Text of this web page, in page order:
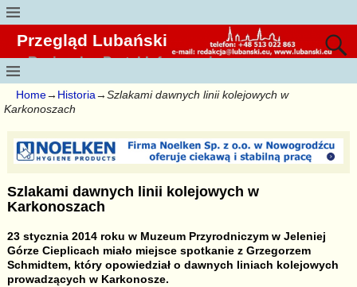
Przegląd Lubański
Regionalny Portal Informacyjny
Home→ Historia→Szlakami dawnych linii kolejowych w
Karkonoszach
Szlakami dawnych linii kolejowych w
Karkonoszach
23 stycznia 2014 roku w Muzeum Przyrodniczym w Jeleniej
Górze Cieplicach miało miejsce spotkanie z Grzegorzem
Schmidtem, który opowiedział o dawnych liniach kolejowych
prowadzących w Karkonosze.